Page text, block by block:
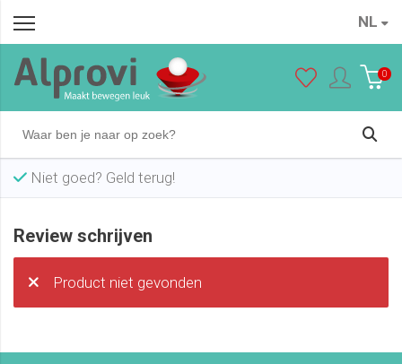
NL
0
Review schrijven
Product niet gevonden